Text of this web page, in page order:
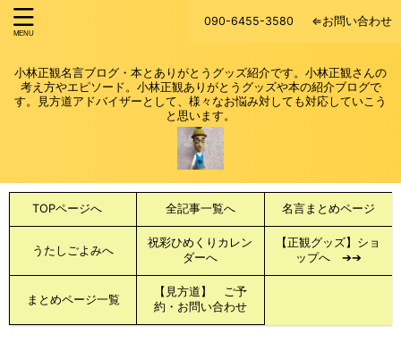
090-6455-3580 ⇐お問い合わせ
小林正観名言ブログ・本とありがとうグッズ紹介です。小林正観さんの
考え方やエピソード。小林正観ありがとうグッズや本の紹介ブログで
す。見方道アドバイザーとして、様々なお悩み対しても対応していこう
と思います。
TOPページへ 全記事一覧へ 名言まとめページ
うたしごよみへ
祝彩ひめくりカレン
ダーへ
【正観グッズ】ショ
ップへ ➔➔
まとめページ一覧
【見方道】 ご予
約・お問い合わせ